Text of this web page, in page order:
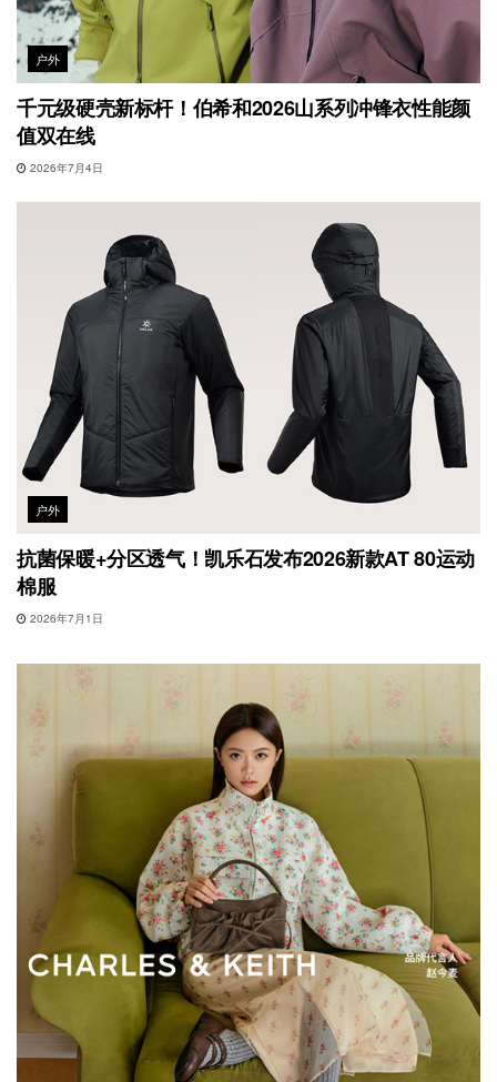
户外
千元级硬壳新标杆！伯希和2026山系列冲锋衣性能颜
值双在线
2026年7月4日
户外
抗菌保暖+分区透气！凯乐石发布2026新款AT 80运动
棉服
2026年7月1日